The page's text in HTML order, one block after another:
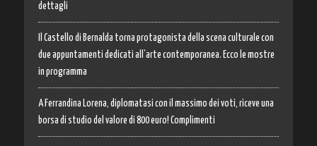
dettagli
Il Castello di Bernalda torna protagonista della scena culturale con
due appuntamenti dedicati all’arte contemporanea. Ecco le mostre
in programma
A Ferrandina Lorena, diplomatasi con il massimo dei voti, riceve una
borsa di studio del valore di 800 euro! Complimenti